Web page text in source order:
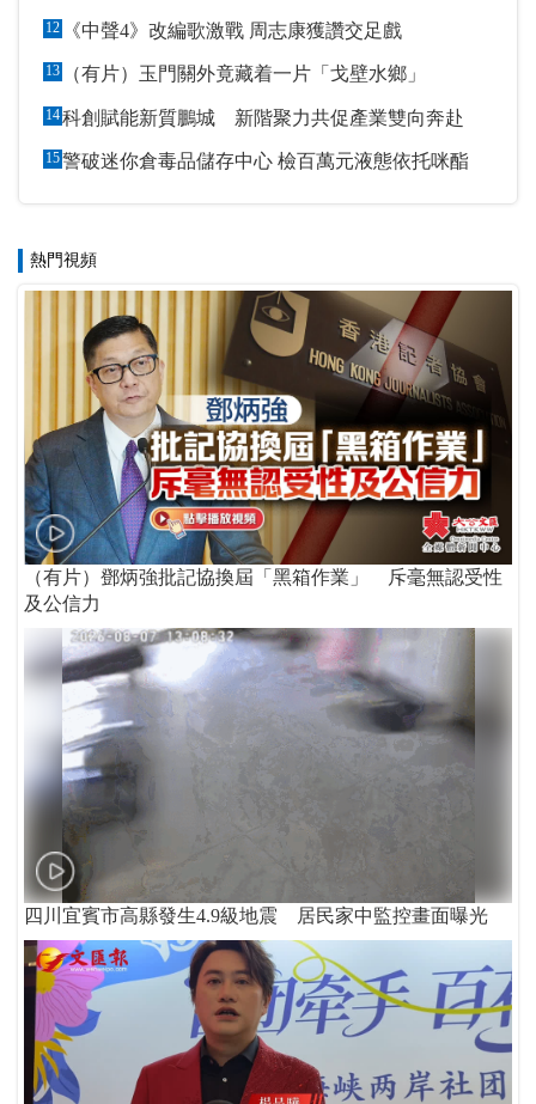
12 《中聲4》改編歌激戰 周志康獲讚交足戲
13 （有片）玉門關外竟藏着一片「戈壁水鄉」
14科創賦能新質鵬城 新階聚力共促產業雙向奔赴
15警破迷你倉毒品儲存中心 檢百萬元液態依托咪酯
熱門視頻
（有片）鄧炳強批記協換屆「黑箱作業」 斥毫無認受性
及公信力
四川宜賓市高縣發生4.9級地震 居民家中監控畫面曝光